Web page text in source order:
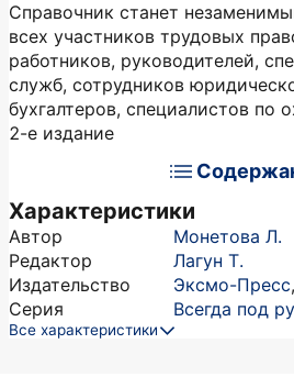
Справочник станет
всех участников трудовых
работников, руководителей,
служб, сотрудников
бухгалтеров, специалистов по
2-е издание
Характеристики
Автор
Монетова Л.
Редактор
Лагун Т.
Издательство
Эксмо-Пресс,
Серия
Всегда под
Все характеристики